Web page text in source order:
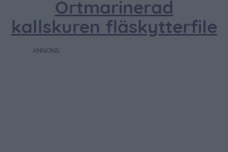
Örtmarinerad
kallskuren fläskytterfile